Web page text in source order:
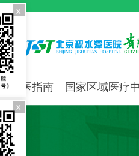
就医指南 国家区域医疗
x
x